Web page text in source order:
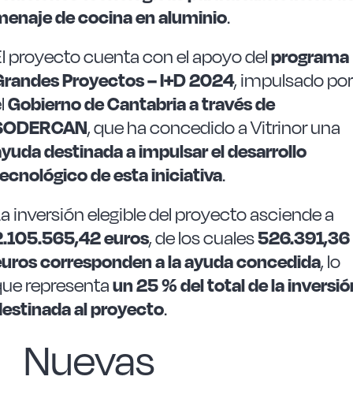
de cocina en aluminio.
proyecto cuenta con el apoyo delprograma
Proyectos – I+D 2024, impulsado por
Gobierno de Cantabria a través de
, que ha concedido a Vitrinor una
destinada a impulsar el desarrollo
de esta iniciativa.
inversión elegible del proyecto asciende a
euros, de los cuales526.391,36
corresponden a la ayuda concedida, lo
representaun 25 % del total de la
al proyecto.
Nuevas